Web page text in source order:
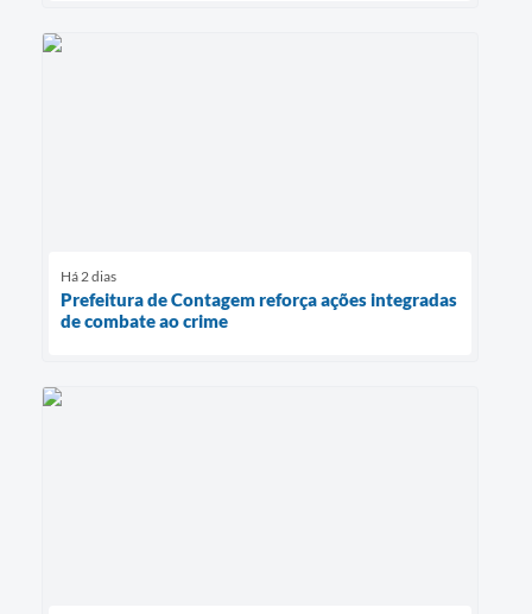
Há 2 dias
Prefeitura de Contagem reforça ações integradas
de combate ao crime